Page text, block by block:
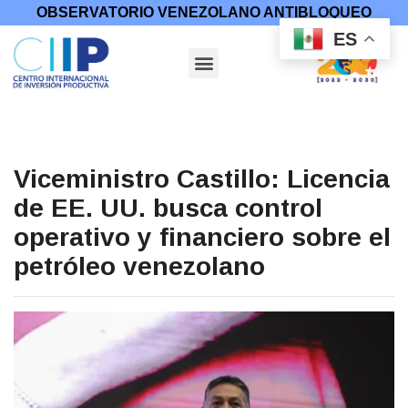
OBSERVATORIO VENEZOLANO ANTIBLOQUEO
Viceministro Castillo: Licencia
de EE. UU. busca control
operativo y financiero sobre el
petróleo venezolano
ES